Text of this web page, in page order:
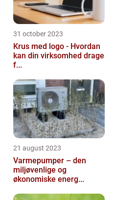
31 october 2023
Krus med logo - Hvordan
kan din virksomhed drage
f...
21 august 2023
Varmepumper – den
miljøvenlige og
økonomiske energ...